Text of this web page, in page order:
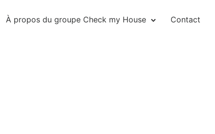
À propos du groupe Check my House Contact